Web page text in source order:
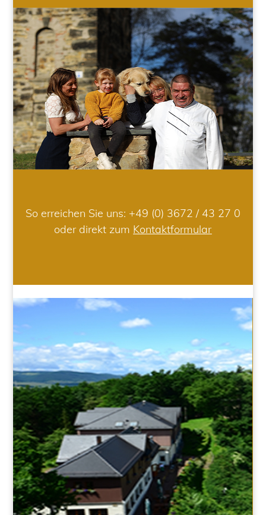
So erreichen Sie uns: +49 (0) 3672 / 43 27 0
oder direkt zum Kontaktformular
HOTEL